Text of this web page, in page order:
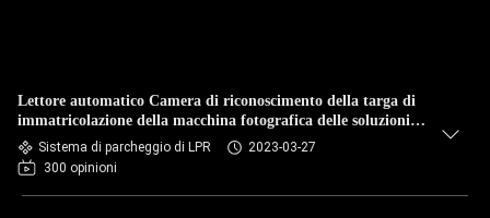
Lettore automatico Camera di riconoscimento della targa di
immatricolazione della macchina fotografica delle soluzioni
del sistema di parcheggio di LPR
Sistema di parcheggio di LPR
2023-03-27
300 opinioni